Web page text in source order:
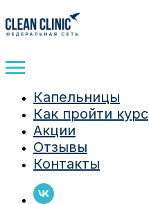
Капельницы
Как пройти курс
Акции
Отзывы
Контакты